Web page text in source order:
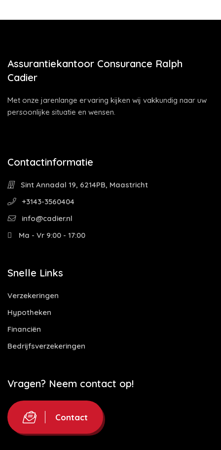
Assurantiekantoor Consurance Ralph
Cadier
Met onze jarenlange ervaring kijken wij vakkundig naar uw
persoonlijke situatie en wensen.
Contactinformatie
Sint Annadal 19, 6214PB, Maastricht
+3143-3560404
info@cadier.nl
Ma - Vr 9:00 - 17:00
Snelle Links
Verzekeringen
Hypotheken
Financiën
Bedrijfsverzekeringen
Vragen? Neem contact op!
Contact